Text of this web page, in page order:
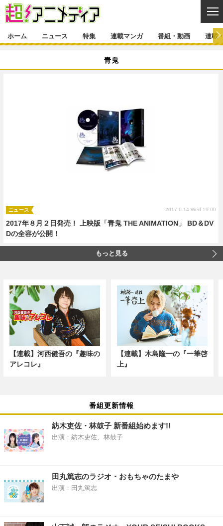
連載マンガ一覧
番組・動画一覧
連載・ブログ一覧
ホーム ニュース 特集 連載マンガ 番組・動画 連載
青鬼
2017年８月２日発売！ 上映版「青鬼 THE ANIMATION」 BD＆DV
Dの全容が公開！
ニュース 2017.6.14 Wed 19:00
もっと見る
【連載】河西健吾の『趣味の
アレコレ』
【連載】木島隆一の『一筆啓
上』
番組更新情報
紡木吏佐・林鼓子 新番組始めます!!
出演：紡木吏佐、林鼓子
田丸篤志のラジオ・おもちゃのたまや
出演：田丸篤志